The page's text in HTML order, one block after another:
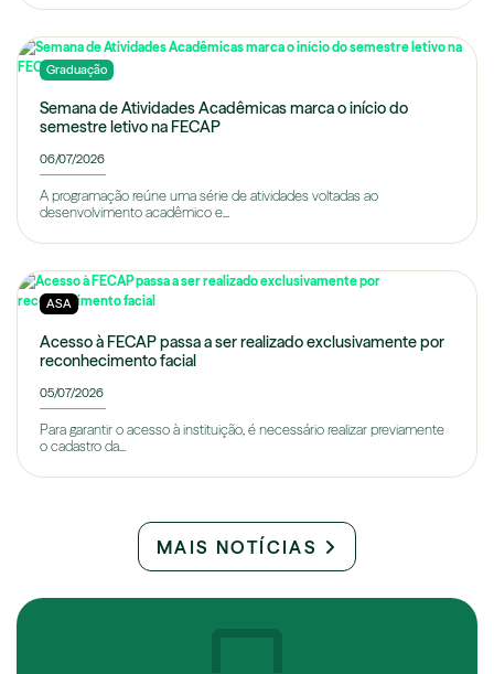
Graduação
Semana de Atividades Acadêmicas marca o início do
semestre letivo na FECAP
06/07/2026
A programação reúne uma série de atividades voltadas ao
desenvolvimento acadêmico e...
ASA
Acesso à FECAP passa a ser realizado exclusivamente por
reconhecimento facial
05/07/2026
Para garantir o acesso à instituição, é necessário realizar previamente
o cadastro da...
MAIS NOTÍCIAS